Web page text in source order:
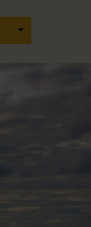
Open/sluit dropdown